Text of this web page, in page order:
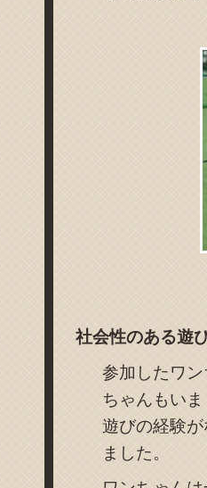
社会性のある遊
参加したワ
ちゃんもい
遊びの経験
ました。